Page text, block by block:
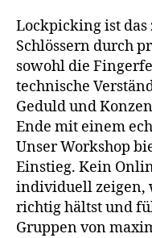
Lockpicking ist
Schlössern durch
sowohl die
technische
Geduld und
Ende mit einem
Unser Workshop
Einstieg. Kein
individuell zeigen,
richtig hältst und
Gruppen von